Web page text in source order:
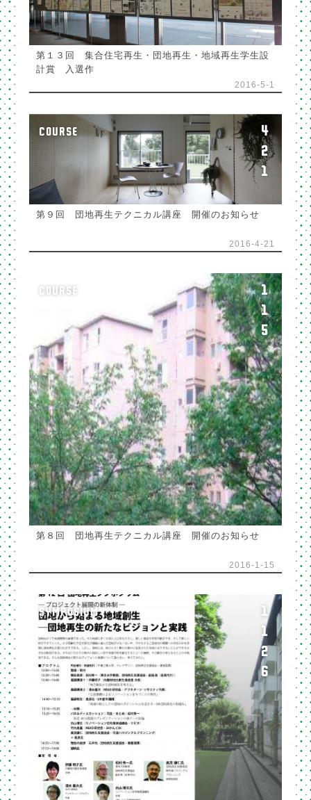
第１３回 集合住宅再生・団地再生・地域再生学生設
計賞 入選作
2016-5-1
COURSE
4
2
1
第９回 団地再生テクニカル講座 開催のお知らせ
2016-4-21
COURSE
1
1
5
第８回 団地再生テクニカル講座 開催のお知らせ
2016-1-15
SYMPOSIUM
1
1
2
6